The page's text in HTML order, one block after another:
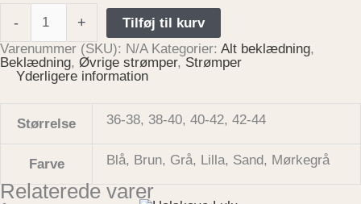
- +
Tilføj til kurv
Varenummer (SKU): N/A Kategorier: Alt beklædning,
Beklædning, Øvrige strømper, Strømper
Yderligere information
Størrelse 36-38, 38-40, 40-42, 42-44
Farve Blå, Brun, Grå, Lilla, Sand, Mørkegrå
Relaterede varer